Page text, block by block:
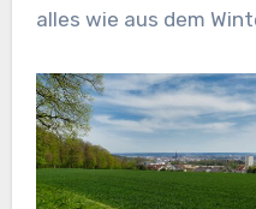
alles wie aus dem